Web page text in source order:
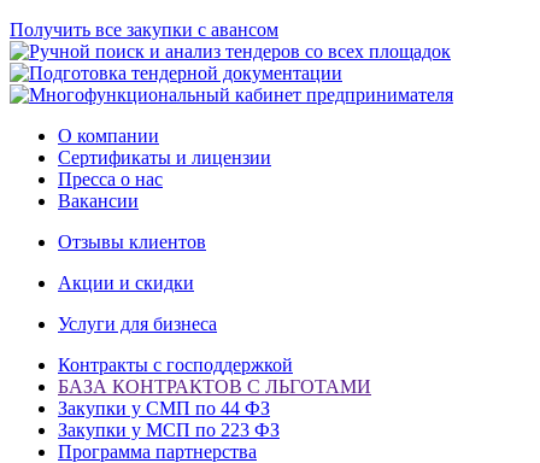
Получить все закупки с авансом
О компании
Сертификаты и лицензии
Пресса о нас
Вакансии
Отзывы клиентов
Акции и скидки
Услуги для бизнеса
Контракты с господдержкой
БАЗА КОНТРАКТОВ С ЛЬГОТАМИ
Закупки у СМП по 44 ФЗ
Закупки у МСП по 223 ФЗ
Программа партнерства